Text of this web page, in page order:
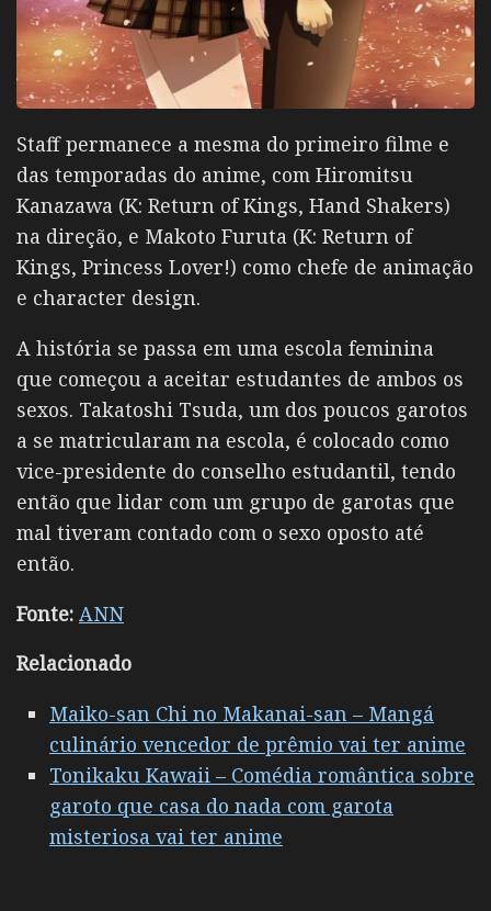
Staff permanece a mesma do primeiro filme e
das temporadas do anime, com Hiromitsu
Kanazawa (K: Return of Kings, Hand Shakers)
na direção, e Makoto Furuta (K: Return of
Kings, Princess Lover!) como chefe de animação
e character design.
A história se passa em uma escola feminina
que começou a aceitar estudantes de ambos os
sexos. Takatoshi Tsuda, um dos poucos garotos
a se matricularam na escola, é colocado como
vice-presidente do conselho estudantil, tendo
então que lidar com um grupo de garotas que
mal tiveram contado com o sexo oposto até
então.
Fonte: ANN
Relacionado
Maiko-san Chi no Makanai-san – Mangá
culinário vencedor de prêmio vai ter anime
Tonikaku Kawaii – Comédia romântica sobre
garoto que casa do nada com garota
misteriosa vai ter anime